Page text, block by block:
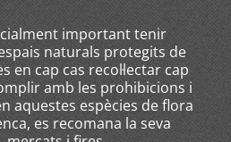
important tenir
naturals protegits de
en cap cas recol·lectar cap
amb les prohibicions i
aquestes espècies de flora
es recomana la seva